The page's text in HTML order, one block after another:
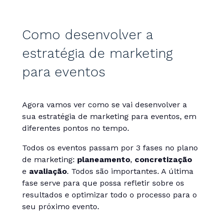
Como desenvolver a
estratégia de marketing
para eventos
Agora vamos ver como se vai desenvolver a
sua estratégia de marketing para eventos, em
diferentes pontos no tempo.
Todos os eventos passam por 3 fases no plano
de marketing: planeamento, concretização
e avaliação. Todos são importantes. A última
fase serve para que possa refletir sobre os
resultados e optimizar todo o processo para o
seu próximo evento.